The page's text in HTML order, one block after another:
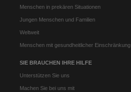
Menschen in prekären Situationen
Jungen Menschen und Familien
Weltweit
Menschen mit gesundheitlicher Einschränkung
SIE BRAUCHEN IHRE HILFE
Unterstützen Sie uns
Machen Sie bei uns mit